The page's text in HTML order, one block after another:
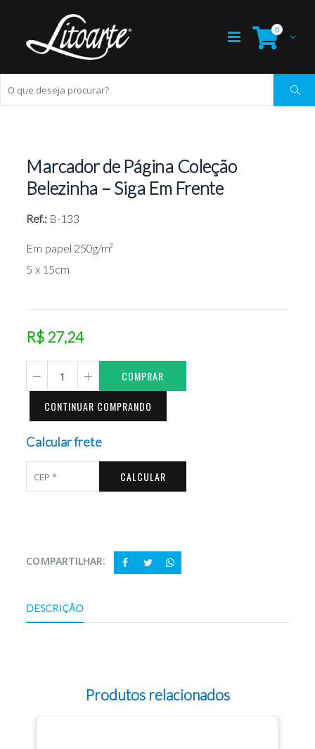
0
Marcador de Página Coleção
Belezinha – Siga Em Frente
Ref.: B-133
Em papel 250g/m²
5 x 15cm
R$ 27,24
COMPRAR
CONTINUAR COMPRANDO
Calcular frete
CALCULAR
COMPARTILHAR:
DESCRIÇÃO
Produtos relacionados